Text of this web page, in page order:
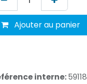
Ajouter au panier
interne:59118